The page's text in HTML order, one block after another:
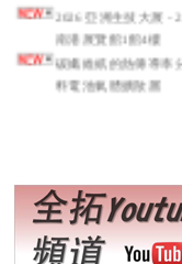
2026 亞洲生技大展 -
南港展覽館1館4樓
碳纖維紙的熱傳導率
料電池氣體擴散層